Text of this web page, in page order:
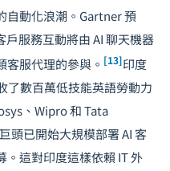
自動化浪潮。Gartner 預
戶服務互動將由 AI 聊天機器
客服代理的參與。 [13]印度
數百萬低技能英語勞動力
、Wipro 和 Tata
頭已開始大規模部署 AI 客
。這對印度這樣依賴 IT 外